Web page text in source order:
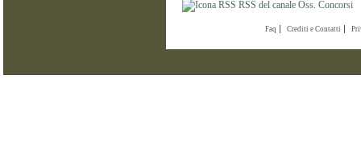
RSS del canale Oss. Concorsi
Faq Crediti e Contatti